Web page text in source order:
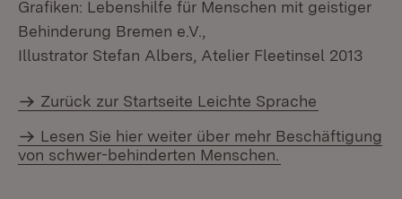
Grafiken: Lebenshilfe für Menschen mit geistiger
Behinderung Bremen e.V.,
Illustrator Stefan Albers, Atelier Fleetinsel 2013
Zurück zur Startseite Leichte Sprache
Lesen Sie hier weiter über mehr Beschäftigung
von schwer-behinderten Menschen.